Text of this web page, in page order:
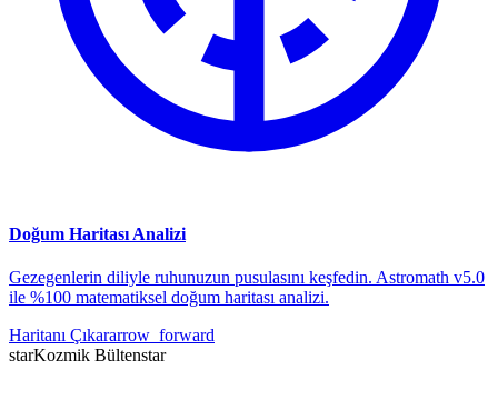
Doğum Haritası Analizi
Gezegenlerin diliyle ruhunuzun pusulasını keşfedin. Astromath v5.0
ile %100 matematiksel doğum haritası analizi.
Haritanı Çıkararrow_forward
starKozmik Bültenstar